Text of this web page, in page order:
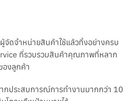
จัดจำหน่ายสินค้าใช้แล้วทิ้งอย่างครบ
ที่รวบรวมสินค้าคุณภาพที่หลาก
องลูกค้า
กประสบการณ์การทำงานมากกว่า 10